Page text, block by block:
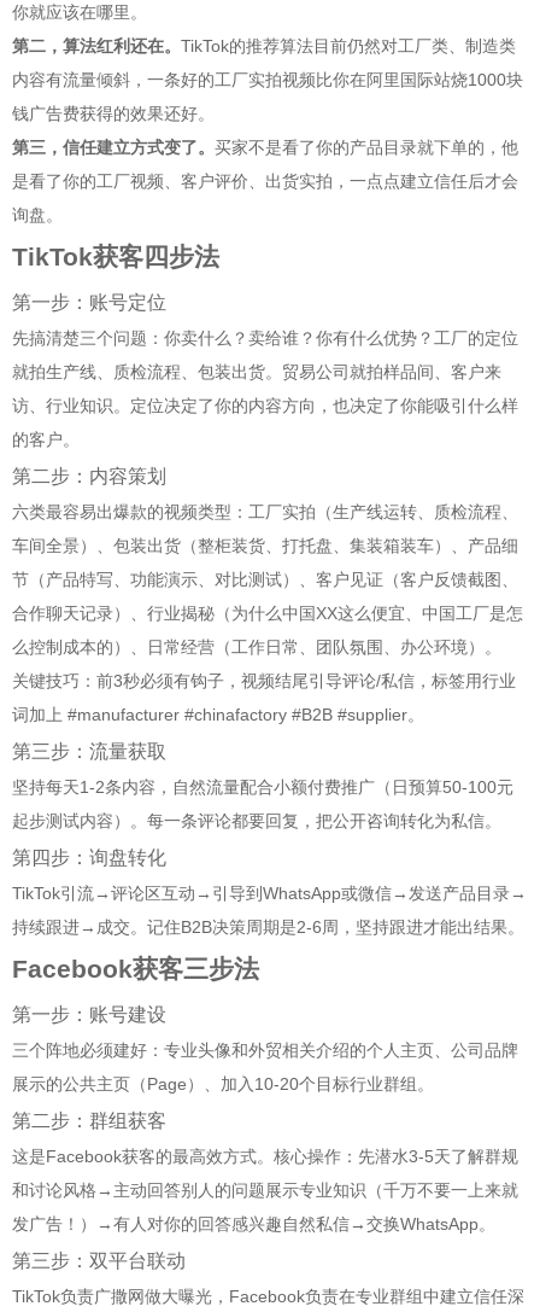
你就应该在哪里。
第二，算法红利还在。 TikTok的推荐算法目前仍然对工厂类、制造类
内容有流量倾斜，一条好的工厂实拍视频比你在阿里国际站烧1000块
钱广告费获得的效果还好。
第三，信任建立方式变了。 买家不是看了你的产品目录就下单的，他
是看了你的工厂视频、客户评价、出货实拍，一点点建立信任后才会
询盘。
TikTok获客四步法
第一步：账号定位
先搞清楚三个问题：你卖什么？卖给谁？你有什么优势？工厂的定位
就拍生产线、质检流程、包装出货。贸易公司就拍样品间、客户来
访、行业知识。定位决定了你的内容方向，也决定了你能吸引什么样
的客户。
第二步：内容策划
六类最容易出爆款的视频类型：工厂实拍（生产线运转、质检流程、
车间全景）、包装出货（整柜装货、打托盘、集装箱装车）、产品细
节（产品特写、功能演示、对比测试）、客户见证（客户反馈截图、
合作聊天记录）、行业揭秘（为什么中国XX这么便宜、中国工厂是怎
么控制成本的）、日常经营（工作日常、团队氛围、办公环境）。
关键技巧：前3秒必须有钩子，视频结尾引导评论/私信，标签用行业
词加上 #manufacturer #chinafactory #B2B #supplier。
第三步：流量获取
坚持每天1-2条内容，自然流量配合小额付费推广（日预算50-100元
起步测试内容）。每一条评论都要回复，把公开咨询转化为私信。
第四步：询盘转化
TikTok引流→评论区互动→引导到WhatsApp或微信→发送产品目录→
持续跟进→成交。记住B2B决策周期是2-6周，坚持跟进才能出结果。
Facebook获客三步法
第一步：账号建设
三个阵地必须建好：专业头像和外贸相关介绍的个人主页、公司品牌
展示的公共主页（Page）、加入10-20个目标行业群组。
第二步：群组获客
这是Facebook获客的最高效方式。核心操作：先潜水3-5天了解群规
和讨论风格→主动回答别人的问题展示专业知识（千万不要一上来就
发广告！）→有人对你的回答感兴趣自然私信→交换WhatsApp。
第三步：双平台联动
TikTok负责广撒网做大曝光，Facebook负责在专业群组中建立信任深